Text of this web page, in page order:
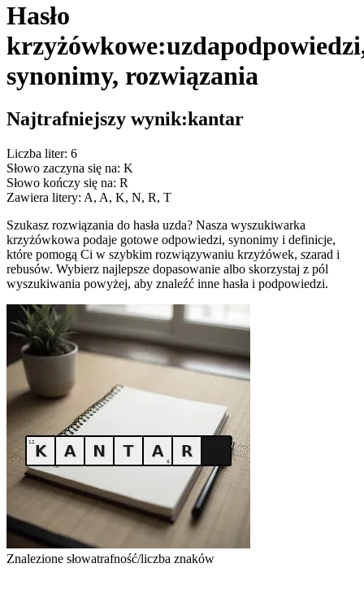
Hasło
krzyżówkowe:uzda
synonimy, rozwiązania
Najtrafniejszy wynik:kantar
Liczba liter: 6
Słowo zaczyna się na: K
Słowo kończy się na: R
Zawiera litery: A, A, K, N, R, T
Szukasz rozwiązania do hasła uzda? Nasza wyszukiwarka
krzyżówkowa podaje gotowe odpowiedzi, synonimy i definicje,
które pomogą Ci w szybkim rozwiązywaniu krzyżówek, szarad i
rebusów. Wybierz najlepsze dopasowanie albo skorzystaj z pól
wyszukiwania powyżej, aby znaleźć inne hasła i podpowiedzi.
Znalezione słowatrafność/liczba znaków